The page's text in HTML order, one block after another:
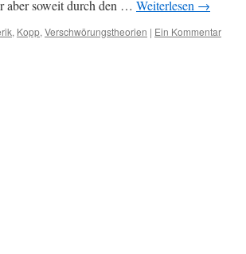
aber soweit durch den … Weiterlesen →
, Kopp, Verschwörungstheorien | Ein Kommentar